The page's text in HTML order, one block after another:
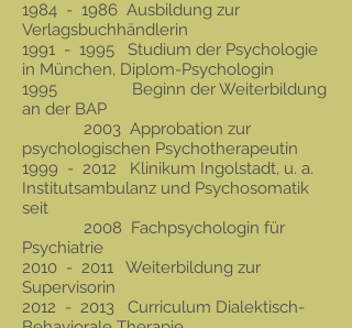
1984 - 1986 Ausbildung zur
Verlagsbuchhändlerin
1991 - 1995 Studium der Psychologie
in München, Diplom-Psychologin
1995 Beginn der Weiterbildung
an der BAP
2003 Approbation zur
psychologischen Psychotherapeutin
1999 - 2012 Klinikum Ingolstadt, u. a.
Institutsambulanz und Psychosomatik
seit
2008 Fachpsychologin für
Psychiatrie
2010 - 2011 Weiterbildung zur
Supervisorin
2012 - 2013 Curriculum Dialektisch-